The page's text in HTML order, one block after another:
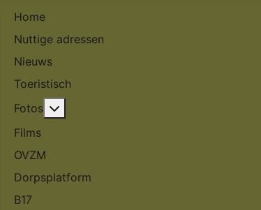
Home
Nuttige adressen
Nieuws
Toeristisch
Fotos
Films
OVZM
Dorpsplatform
B17